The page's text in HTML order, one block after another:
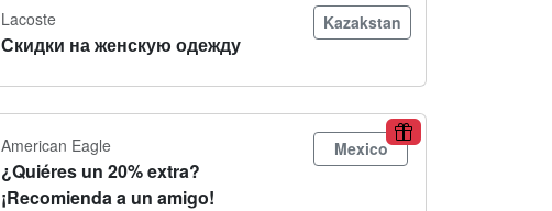
Lacoste
Скидки на женскую одежду
Kazakstan
American Eagle
¿Quiéres un 20% extra?
¡Recomienda a un amigo!
Mexico